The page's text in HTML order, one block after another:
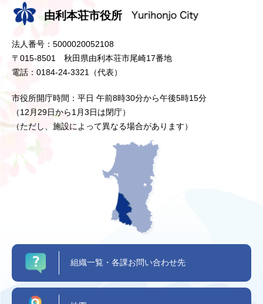
由利本荘市役所
法人番号：5000020052108
〒015-8501 秋田県由利本荘市尾崎17番地
電話：0184-24-3321（代表）
市役所開庁時間：平日 午前8時30分から午後5時15分
（12月29日から1月3日は閉庁）
（ただし、施設によって異なる場合があります）
組織一覧・各課お問い合わせ先